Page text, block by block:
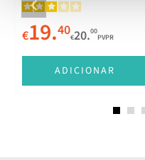
€19.40€20.00
PVPR
ADICIONAR